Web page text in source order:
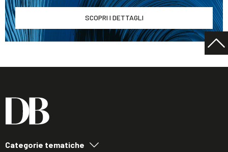
SCOPRI I DETTAGLI
Categorie tematiche